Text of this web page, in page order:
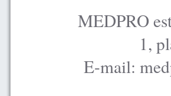
MEDPRO
1,
E-mail: